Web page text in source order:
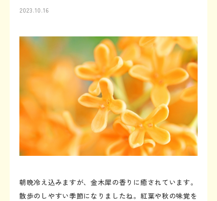
2023.10.16
朝晩冷え込みますが、金木犀の香りに癒されています。
散歩のしやすい季節になりましたね。紅葉や秋の味覚を
法人概要
お知らせ
お問い合わせ